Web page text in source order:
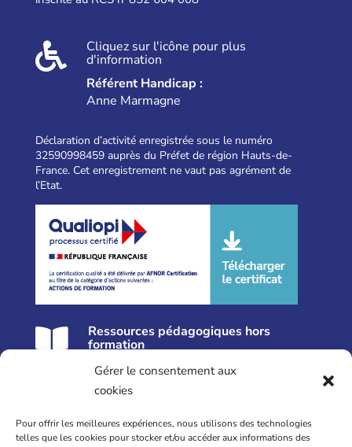
Gérer le consentement aux
cookies
Pour offrir les meilleures expériences, nous utilisons des technologies
telles que les cookies pour stocker et/ou accéder aux informations des
 Cliquez sur l'icône pour plus
d'information
Référent Handicap :
Anne Marmagne
Déclaration d’activité enregistrée sous le numéro
32590998459 auprès du Préfet de région Hauts-de-
France. Cet enregistrement ne vaut pas agrément de
l’Etat.
 Ressources pédagogiques hors
formation
Nos formations près de Lille
Formation Réflexologie
Formation Périnatalité